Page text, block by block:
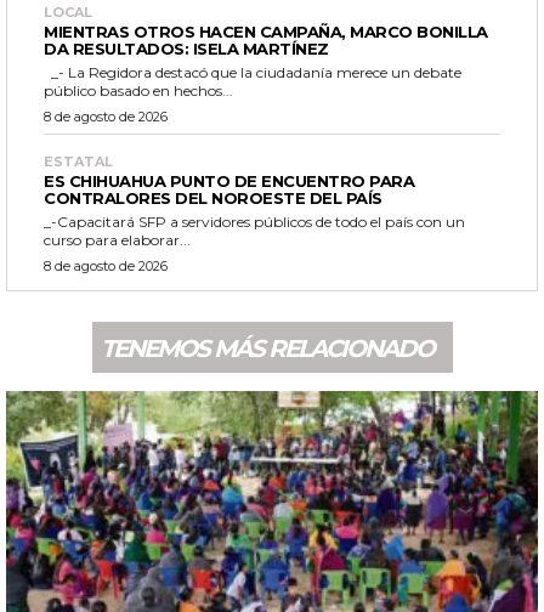
LOCAL
MIENTRAS OTROS HACEN CAMPAÑA, MARCO BONILLA
DA RESULTADOS: ISELA MARTÍNEZ
público basado en hechos...
8 de agosto de 2026
ESTATAL
ES CHIHUAHUA PUNTO DE ENCUENTRO PARA
CONTRALORES DEL NOROESTE DEL PAÍS
_-Capacitará SFP a servidores públicos de todo el país con un
curso para elaborar...
8 de agosto de 2026
TENEMOS MÁS RELACIONADO